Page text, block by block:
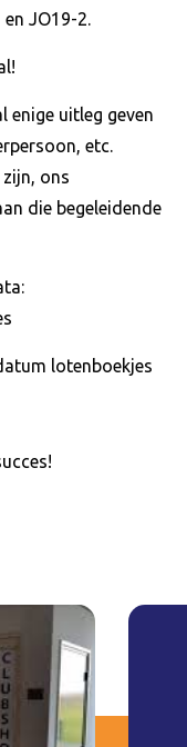
JO19-2.
enige uitleg geven
etc.
ons
die begeleidende
lotenboekjes